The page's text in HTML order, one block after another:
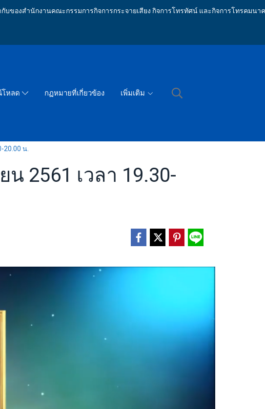
บของสำนักงานคณะกรรมการกิจการกระจายเสียง กิจการโทรทัศน์ และกิจการโทรคมนา
โหลด กฏหมายที่เกี่ยวข้อง เพิ่มเติม
20.00 น.
2561 เวลา 19.30-